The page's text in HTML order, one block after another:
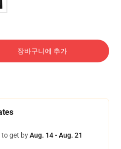
장바구니에 추가
to get byAug. 14 - Aug. 21